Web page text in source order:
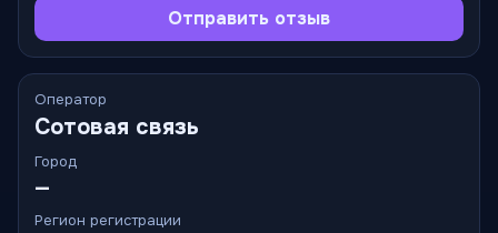
Отправить отзыв
Оператор
Сотовая связь
Город
—
Регион регистрации